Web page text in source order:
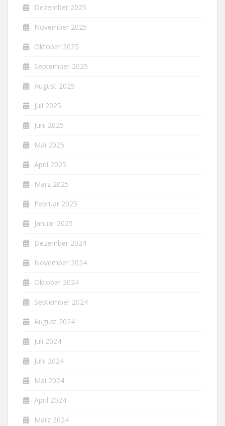
Dezember 2025
November 2025
Oktober 2025
September 2025
August 2025
Juli 2025
Juni 2025
Mai 2025
April 2025
März 2025
Februar 2025
Januar 2025
Dezember 2024
November 2024
Oktober 2024
September 2024
August 2024
Juli 2024
Juni 2024
Mai 2024
April 2024
März 2024